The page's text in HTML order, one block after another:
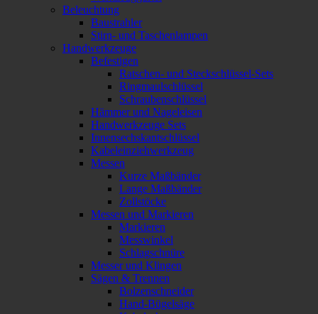
Beleuchtung
Baustrahler
Stirn- und Taschenlampen
Handwerkzeuge
Befestigen
Ratschen- und Steckschlüssel-Sets
Ringmaulschlüssel
Schraubenschlüssel
Hämmer und Nageleisen
Handwerkzeuge Sets
Innensechskantschlüssel
Kabeleinziehwerkzeug
Messen
Kurze Maßbänder
Lange Maßbänder
Zollstöcke
Messen und Markieren
Markieren
Messwinkel
Schlagschnüre
Messer und Klingen
Sägen & Trennen
Bolzenschneider
Hand-Bügelsäge